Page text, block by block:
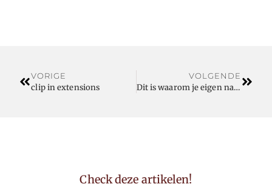
VORIGE
clip in extensions
VOLGENDE
Dit is waarom je eigen naam als domeinnaam vastleggen slim is
Check deze artikelen!